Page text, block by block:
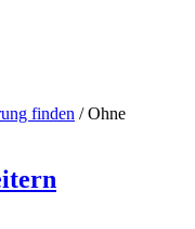
finden / Ohne